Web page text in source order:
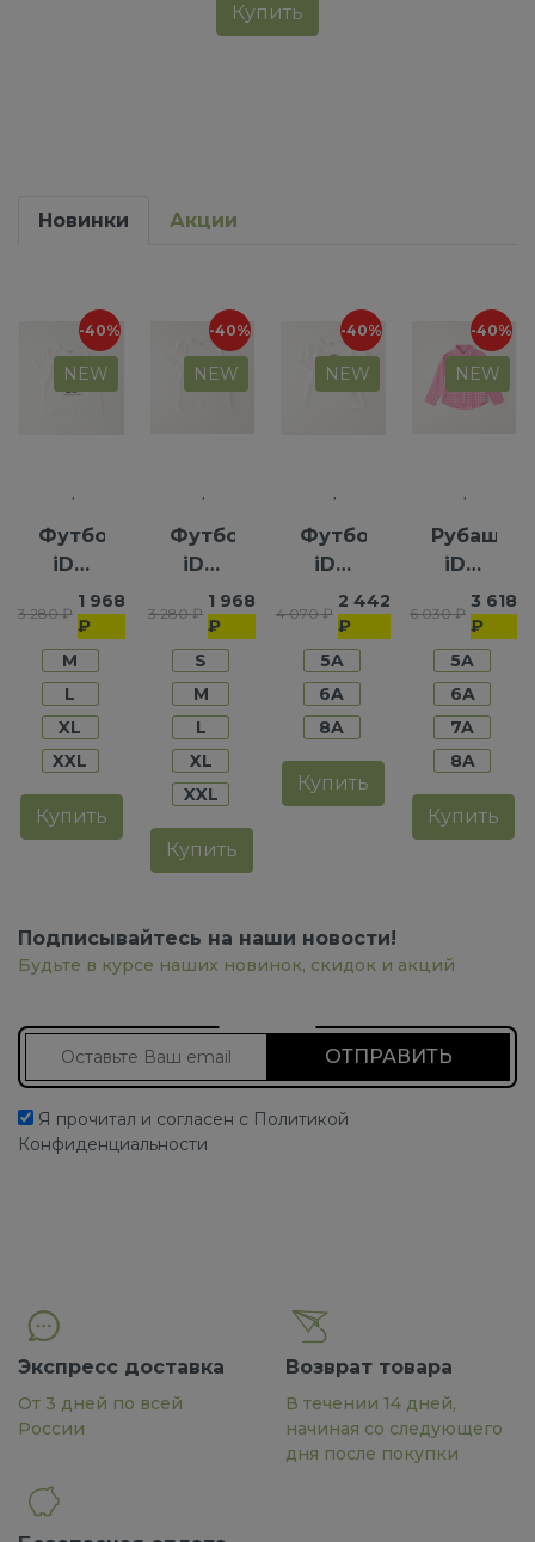
Купить
Новинки Акции
-40%
NEW
Футболка
iDO
для
девочек
3 280 ₽
1 968
₽
M
L
XL
XXL
Купить
-40%
NEW
Футболка
iDO
для
мальчиков
3 280 ₽
1 968
₽
S
M
L
XL
XXL
Купить
-40%
NEW
Футболка
iDO
для
девочек
4 070 ₽
2 442
₽
5A
6A
8A
Купить
-40%
NEW
Рубашка
iDO
для
девочек
6 030 ₽
3 618
₽
5A
6A
7A
8A
Купить
Подписывайтесь на наши новости!
Будьте в курсе наших новинок, скидок и акций
Я прочитал и согласен с Политикой
Конфиденциальности
Экспресс доставка
От 3 дней по всей
России
Возврат товара
В течении 14 дней,
начиная со следующего
дня после покупки